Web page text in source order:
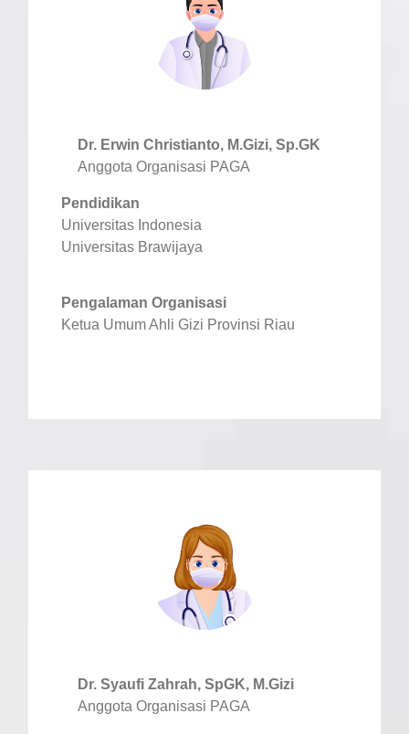
Dr. Erwin Christianto, M.Gizi, Sp.GK
Anggota Organisasi PAGA
Pendidikan
Universitas Indonesia
Universitas Brawijaya
Pengalaman Organisasi
Ketua Umum Ahli Gizi Provinsi Riau
Dr. Syaufi Zahrah, SpGK, M.Gizi
Anggota Organisasi PAGA